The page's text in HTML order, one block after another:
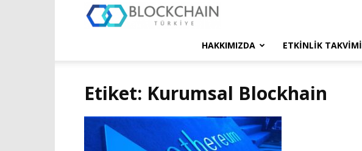
Türkiye
HAKKIMIZDA ETKINLIK TAKVIMI
Etiket: Kurumsal Blockhain